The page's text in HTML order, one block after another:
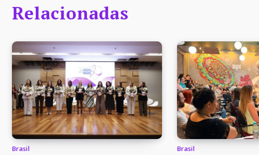
Relacionadas
Brasil Brasil